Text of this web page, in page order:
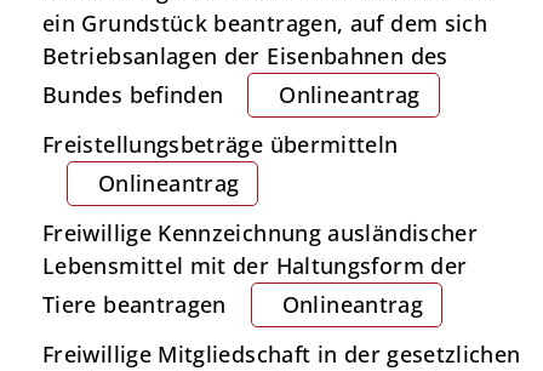
ein Grundstück beantragen, auf dem sich
Betriebsanlagen der Eisenbahnen des
Bundes befinden
Onlineantrag
Freistellungsbeträge übermitteln
Onlineantrag
Freiwillige Kennzeichnung ausländischer
Lebensmittel mit der Haltungsform der
Tiere beantragen
Onlineantrag
Freiwillige Mitgliedschaft in der gesetzlichen